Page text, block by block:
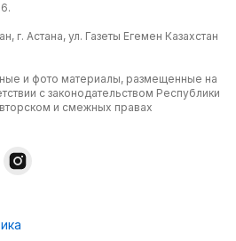
г. Астана, ул. Газеты Егемен Казахстан
и фото материалы, размещенные на
с законодательством Республики
и смежных правах